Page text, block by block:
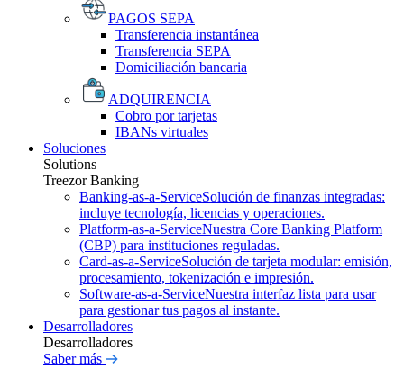
PAGOS SEPA
Transferencia instantánea
Transferencia SEPA
Domiciliación bancaria
ADQUIRENCIA
Cobro por tarjetas
IBANs virtuales
Soluciones
Solutions
Treezor Banking
Banking-as-a-ServiceSolución de finanzas integradas:
incluye tecnología, licencias y operaciones.
Platform-as-a-ServiceNuestra Core Banking Platform
(CBP) para instituciones reguladas.
Card-as-a-ServiceSolución de tarjeta modular: emisión,
procesamiento, tokenización e impresión.
Software-as-a-ServiceNuestra interfaz lista para usar
para gestionar tus pagos al instante.
Desarrolladores
Desarrolladores
Saber más